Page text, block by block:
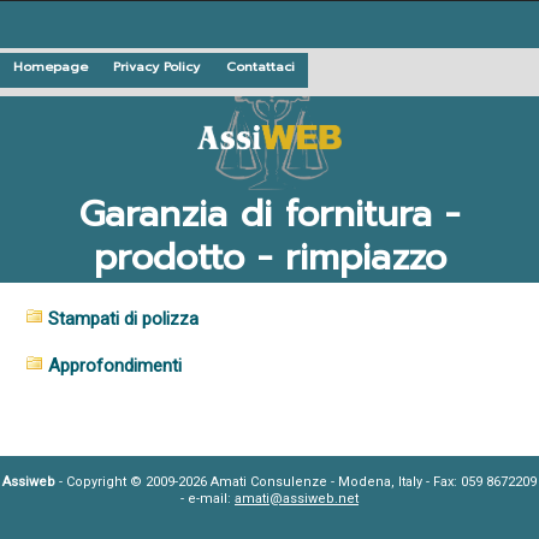
Homepage Privacy Policy Contattaci
Garanzia di fornitura -
prodotto - rimpiazzo
Stampati di polizza
Approfondimenti
Assiweb - Copyright © 2009-2026 Amati Consulenze - Modena, Italy - Fax: 059 8672209
- e-mail: amati@assiweb.net